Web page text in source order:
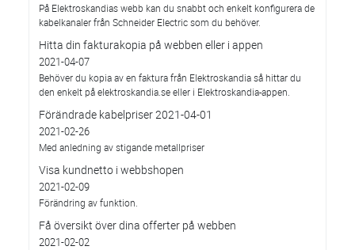
På Elektroskandias webb kan du snabbt och enkelt konfigurera de
kabelkanaler från Schneider Electric som du behöver.
Hitta din fakturakopia på webben eller i appen
2021-04-07
Behöver du kopia av en faktura från Elektroskandia så hittar du
den enkelt på elektroskandia.se eller i Elektro­skandia-appen.
Förändrade kabelpriser 2021-04-01
2021-02-26
Med anledning av stigande metallpriser
Visa kundnetto i webbshopen
2021-02-09
Förändring av funktion.
Få översikt över dina offerter på webben
2021-02-02